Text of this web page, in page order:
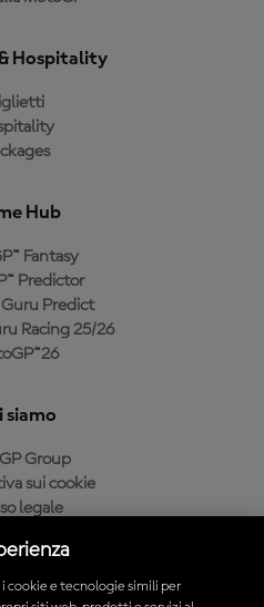
Hospitality
Hub
Fantasy
Predictor
Predict
Racing 25/26
siamo
Group
sui cookie
legale
di acquisto
cookie e tecnologie simili per